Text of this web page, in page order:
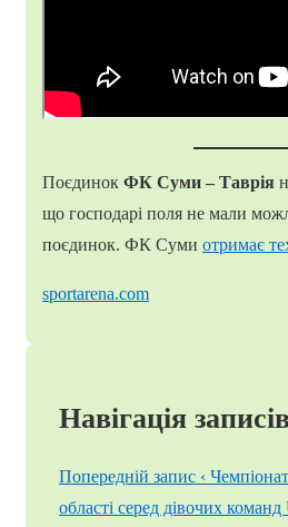
Поєдинок ФК Суми – Таврія
що господарі поля не мали
поєдинок. ФК Суми отримає
sportarena.com
Навігація
Попередній запис ‹
області серед дівочих